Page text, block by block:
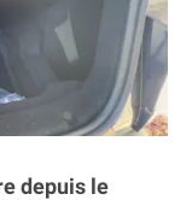
depuis le